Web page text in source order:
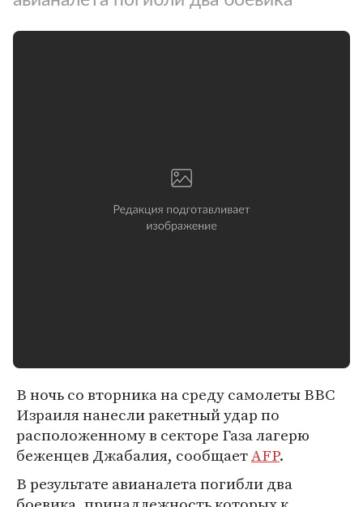
В ночь со вторника на среду самолеты ВВС
Израиля нанесли ракетный удар по
расположенному в секторе Газа лагерю
беженцев Джабалия, сообщаетAFP.
В результате авианалета погибли два